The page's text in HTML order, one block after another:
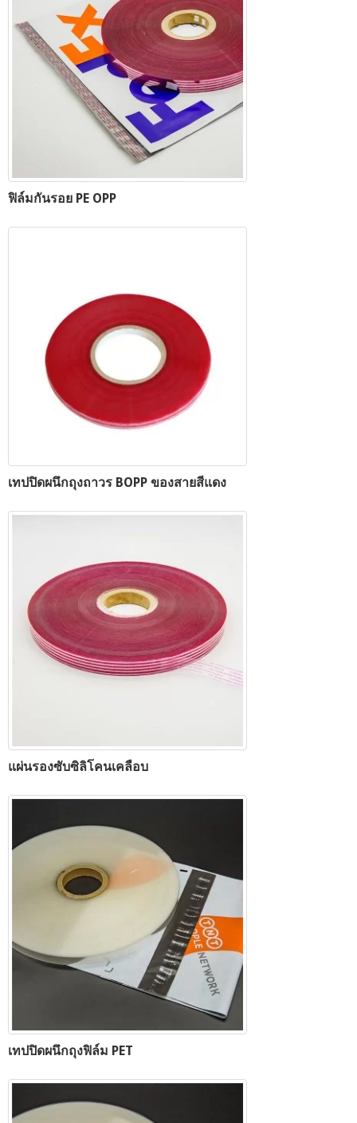
ฟิล์มกันรอย PE OPP
เทปปิดผนึกถุงถาวร BOPP ของสายสีแดง
แผ่นรองซับซิลิโคนเคลือบ
เทปปิดผนึกถุงฟิล์ม PET